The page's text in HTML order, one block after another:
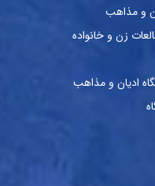
و مذاهب
زن و خانواده
ادیان و مذاهب